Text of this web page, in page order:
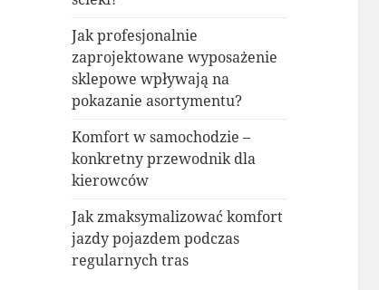
Jak profesjonalnie
zaprojektowane wyposażenie
sklepowe wpływają na
pokazanie asortymentu?
Komfort w samochodzie –
konkretny przewodnik dla
kierowców
Jak zmaksymalizować komfort
jazdy pojazdem podczas
regularnych tras